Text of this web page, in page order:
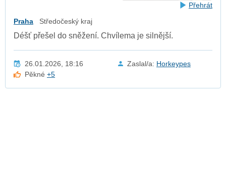
Přehrát
Praha Středočeský kraj
Déšť přešel do sněžení. Chvílema je silnější.
26.01.2026, 18:16 Zaslal/a: Horkeypes
Pěkné+5